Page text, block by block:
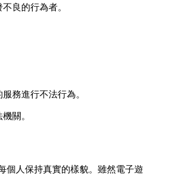
良的行為者。
務進行不法行為。
關。
個人保持真實的樣貌。雖然電子遊